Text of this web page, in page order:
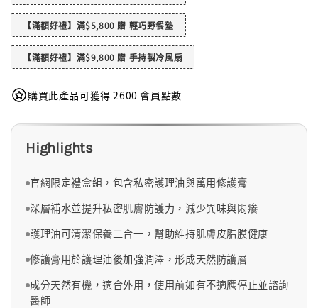
【滿額好禮】滿$5,800 贈 輕巧野餐墊
【滿額好禮】滿$9,800 贈 手持製冷風扇
購買此產品可獲得 2600 會員點數
Highlights
官網限定禮盒組，包含私密護理油與萬用修護膏
深層補水並提升私密肌膚防護力，減少異味與悶癢
護理油可清潔保養二合一，幫助維持肌膚皮脂膜健康
修護膏用於護理油後加強潤澤，形成天然防護層
成分天然有機，適合外用，使用前如有不適應停止並諮詢
醫師